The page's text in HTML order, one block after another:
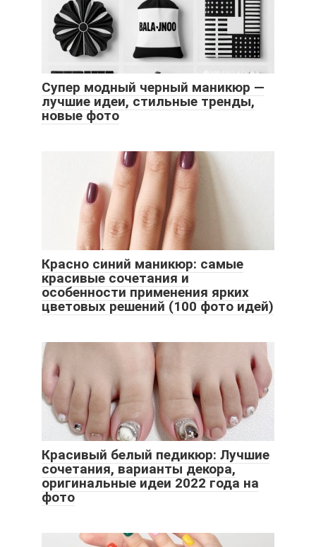
Супер модный черный маникюр —
лучшие идеи, стильные тренды,
новые фото
Красно синий маникюр: самые
красивые сочетания и
особенности применения ярких
цветовых решений (100 фото идей)
Красивый белый педикюр: Лучшие
сочетания, варианты декора,
оригинальные идеи 2022 года на
фото